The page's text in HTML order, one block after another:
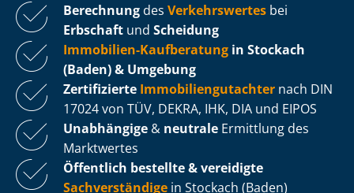
Berechnung des Verkehrswertes bei
Erbschaft und Scheidung
Immobilien-Kaufberatung in Stockach
(Baden) & Umgebung
Zertifizierte Im­mo­bi­li­en­gut­ach­ter nach DIN
17024 von TÜV, DEKRA, IHK, DIA und EIPOS
Unabhängige & neutrale Ermittlung des
Marktwertes
Öffentlich bestellte & vereidigte
Sachverständige in Stockach (Baden)